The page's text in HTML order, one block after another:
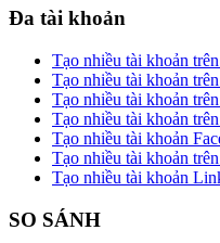
Đa tài khoản
Tạo nhiều tài khoản
Tạo nhiều tài khoản
Tạo nhiều tài khoản
Tạo nhiều tài khoản
Tạo nhiều tài khoản
Tạo nhiều tài khoản
Tạo nhiều tài khoản
SO SÁNH